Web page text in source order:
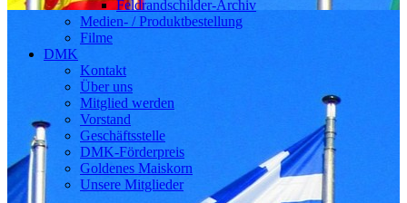
Feldrandschilder-Archiv
Medien- / Produktbestellung
Filme
DMK
Kontakt
Über uns
Mitglied werden
Vorstand
Geschäftsstelle
DMK-Förderpreis
Goldenes Maiskorn
Unsere Mitglieder